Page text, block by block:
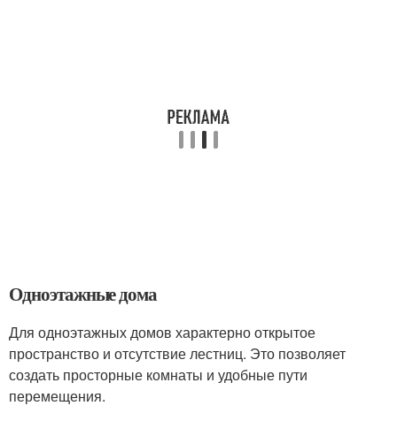
Одноэтажные дома
Для одноэтажных домов характерно открытое
пространство и отсутствие лестниц. Это позволяет
создать просторные комнаты и удобные пути
перемещения.